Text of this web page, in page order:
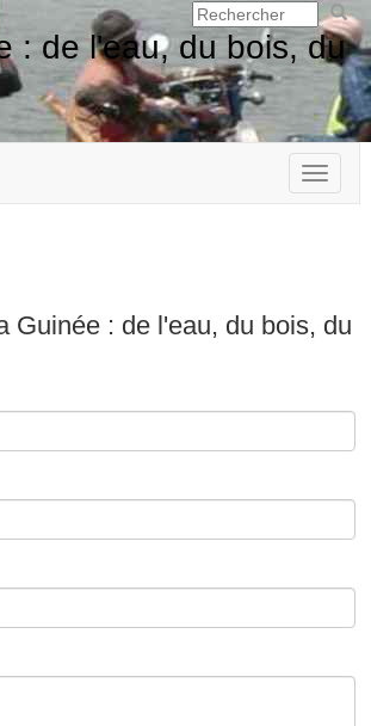
: de l'eau, du bois, du
Toggle
Guinée : de l'eau, du bois, du